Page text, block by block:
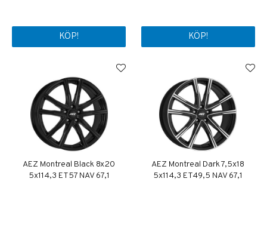
KÖP! KÖP!
AEZ Montreal Black 8x20
5x114,3 ET57 NAV 67,1
AEZ Montreal Dark 7,5x18
5x114,3 ET49,5 NAV 67,1